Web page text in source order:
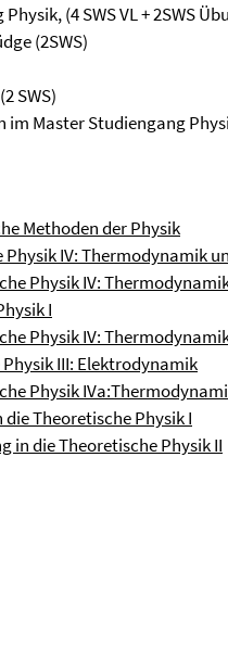
(4 SWS VL + 2SWS
(2SWS)
(2 SWS)
Master Studiengang
Methoden der Physik
Physik IV: Thermodynamik
Physik IV:
I
Physik IV:
III: Elektrodynamik
Physik
Theoretische Physik I
in die Theoretische Physik II